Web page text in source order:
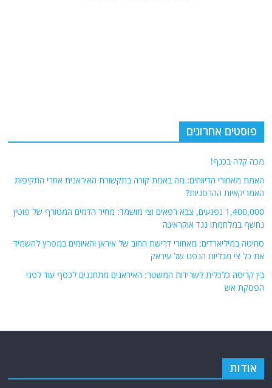
פוסטים אחרונים
מכה קלה בכנף!
האמת מאחורי הדיווחים: מה באמת קורה בתקשורת האיראנית אחרי התקיפות
האמריקאיות ההרסניות?
1,400,000 נפגעים, צבא רפאים וצי מושמד: מחיר הדמים המטורף של פוטין
נחשף במלחמתו נגד אוקראינה
סחיטה במיליארדים: מאחורי דרישת החוב של איראן והאיומים במפרץ להשמיד
את כל צי מכליות הנפט של עיראק
בין קריסה כלכלית לשרידות המשטר: האיראנים מתחננים לכסף עוד לפני
הפסקת אש
אודות